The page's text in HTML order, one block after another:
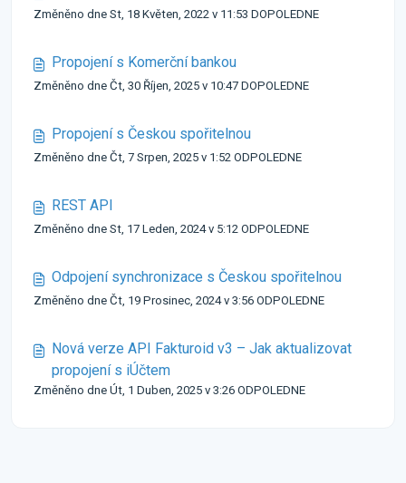
Změněno dne St, 18 Květen, 2022 v 11:53 DOPOLEDNE
Propojení s Komerční bankou
Změněno dne Čt, 30 Říjen, 2025 v 10:47 DOPOLEDNE
Propojení s Českou spořitelnou
Změněno dne Čt, 7 Srpen, 2025 v 1:52 ODPOLEDNE
REST API
Změněno dne St, 17 Leden, 2024 v 5:12 ODPOLEDNE
Odpojení synchronizace s Českou spořitelnou
Změněno dne Čt, 19 Prosinec, 2024 v 3:56 ODPOLEDNE
Nová verze API Fakturoid v3 – Jak aktualizovat
propojení s iÚčtem
Změněno dne Út, 1 Duben, 2025 v 3:26 ODPOLEDNE